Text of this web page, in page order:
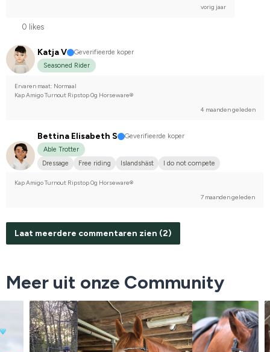
vorig jaar
0 likes
Katja V
Geverifieerde koper
Seasoned Rider
Ervaren maat: Normaal
Kap Amigo Turnout Ripstop 0g Horseware®
4 maanden geleden
Bettina Elisabeth S
Geverifieerde koper
Able Trotter
Dressage
Free riding Islandshäst I do not compete
Kap Amigo Turnout Ripstop 0g Horseware®
7 maanden geleden
Laat meerdere commentaren zien (2)
Meer uit onze Community